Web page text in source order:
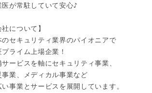
医が常駐していて安心♪
社について】
のセキュリティ業界のパイオニアで
プライム上場企業！
サービスを軸にセキュリティ事業、
事業、メディカル事業など
い事業とサービスを展開しています。